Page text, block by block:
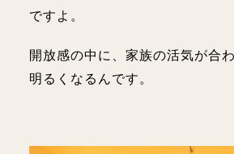
ですよ。
開放感の中に、家族の活気が合
明るくなるんです。